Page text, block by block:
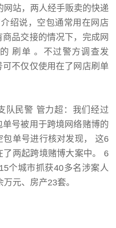
站，两人经手贩卖的快递
绍说，空包通常用在网店
品交接的情况下，完成网
刷单 。不过警方调查发
不仅仅使用在了网店刷单
队民警 管力超：我们经过
号被用于跨境网络赌博的
单号进行核对发现， 这6
两起跨境赌博大案中。 6
个城市抓获40多名涉案人
元、房产23套。